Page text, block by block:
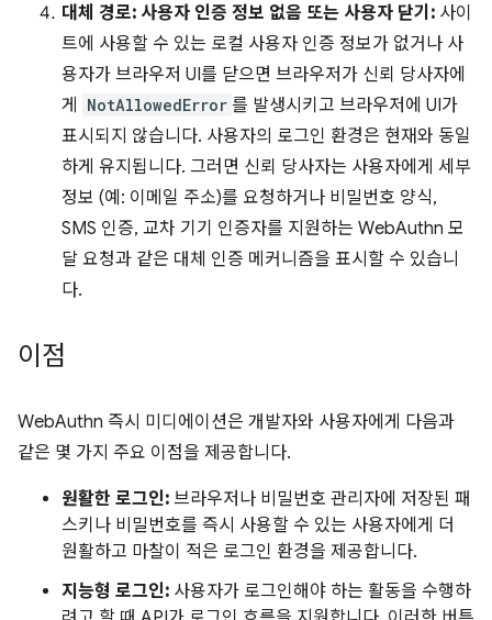
대체 경로: 사용자 인증 정보 없음 또는 사용자 닫기: 사이
트에 사용할 수 있는 로컬 사용자 인증 정보가 없거나 사
용자가 브라우저 UI를 닫으면 브라우저가 신뢰 당사자에
게
NotAllowedError 를 발생시키고 브라우저에 UI가
표시되지 않습니다. 사용자의 로그인 환경은 현재와 동일
하게 유지됩니다. 그러면 신뢰 당사자는 사용자에게 세부
정보 (예: 이메일 주소)를 요청하거나 비밀번호 양식,
SMS 인증, 교차 기기 인증자를 지원하는 WebAuthn 모
달 요청과 같은 대체 인증 메커니즘을 표시할 수 있습니
다.
이점
WebAuthn 즉시 미디에이션은 개발자와 사용자에게 다음과
같은 몇 가지 주요 이점을 제공합니다.
원활한 로그인: 브라우저나 비밀번호 관리자에 저장된 패
스키나 비밀번호를 즉시 사용할 수 있는 사용자에게 더
원활하고 마찰이 적은 로그인 환경을 제공합니다.
지능형 로그인: 사용자가 로그인해야 하는 활동을 수행하